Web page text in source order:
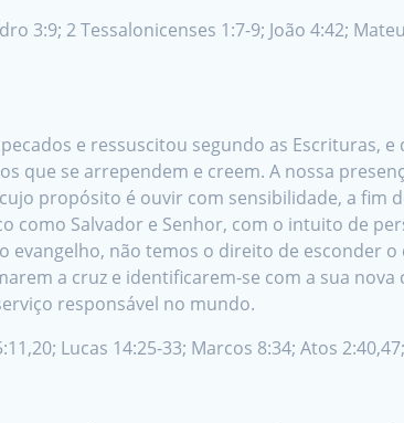
3:9; 2 Tessalonicenses 1:7-9; João 4:42;
e ressuscitou segundo as Escrituras, e
que se arrependem e creem. A nossa
propósito é ouvir com sensibilidade, a fim
Salvador e Senhor, com o intuito de
não temos o direito de esconder o
a cruz e identificarem-se com a sua
responsável no mundo.
Lucas 14:25-33; Marcos 8:34; Atos